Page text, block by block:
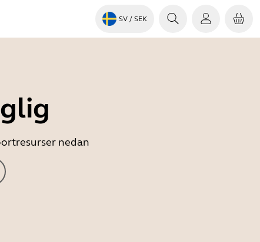
SV / SEK
nedan